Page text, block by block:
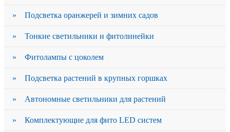
» Подсветка оранжерей и зимних садов
» Тонкие светильники и фитолинейки
» Фитолампы с цоколем
» Подсветка растений в крупных горшках
» Автономные светильники для растений
» Комплектующие для фито LED систем